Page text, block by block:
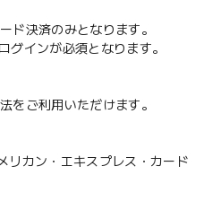
ド決済のみとなります。
グインが必須となります。
をご利用いただけます。
カン・エキスプレス・カード